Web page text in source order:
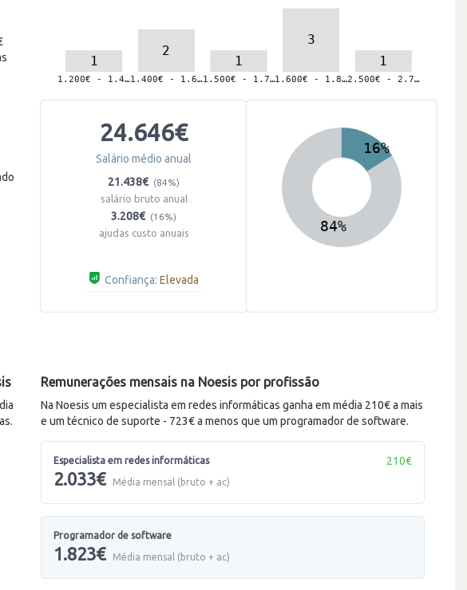
24.646€
Salário médio anual
21.438€ (84%)
salário bruto anual
3.208€ (16%)
ajudas custo anuais
Confiança: Elevada
Remunerações mensais na Noesis por profissão
Na Noesis um especialista em redes informáticas ganha em média 210€ a mais
e um técnico de suporte - 723€ a menos que um programador de software.
Especialista em redes informáticas
2.033€ Média mensal (bruto + ac)
210€
Programador de software
1.823€ Média mensal (bruto + ac)